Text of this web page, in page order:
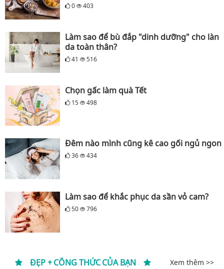
0 403
Làm sao để bù đắp "dinh dưỡng" cho làn
da toàn thân?
41 516
Chọn gấc làm quà Tết
15 498
Đêm nào mình cũng kê cao gối ngủ ngon
36 434
Làm sao để khắc phục da sần vỏ cam?
50 796
ĐẸP + CÔNG THỨC CỦA BẠN Xem thêm >>